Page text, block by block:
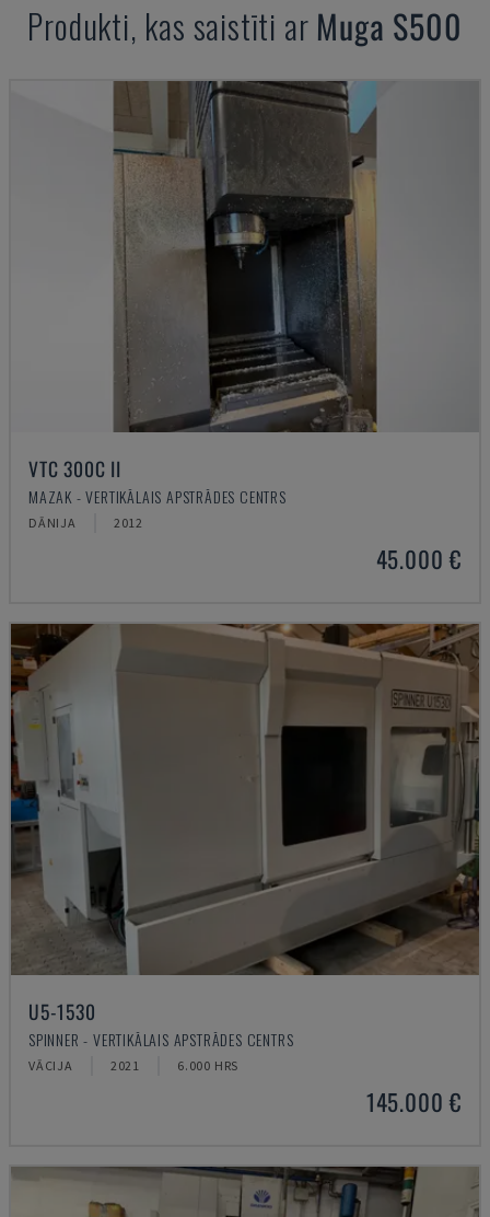
Produkti, kas saistīti ar Muga S500
VTC 300C II
MAZAK - VERTIKĀLAIS APSTRĀDES CENTRS
DĀNIJA 2012
45.000 €
U5-1530
SPINNER - VERTIKĀLAIS APSTRĀDES CENTRS
VĀCIJA 2021 6.000 HRS
145.000 €